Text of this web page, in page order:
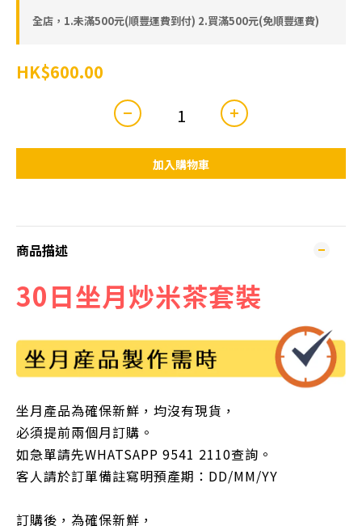
全店，1.未滿500元(順豐運費到付) 2.買滿500元(免順豐運費)
HK$600.00
加入購物車
商品描述
30日坐月炒米茶套裝
坐月產品為確保新鮮，均沒有現貨，
必須提前兩個月訂購。
如急單請先WHATSAPP 9541 2110查詢。
客人請於訂單備註寫明預產期：DD/MM/YY
訂購後，為確保新鮮，